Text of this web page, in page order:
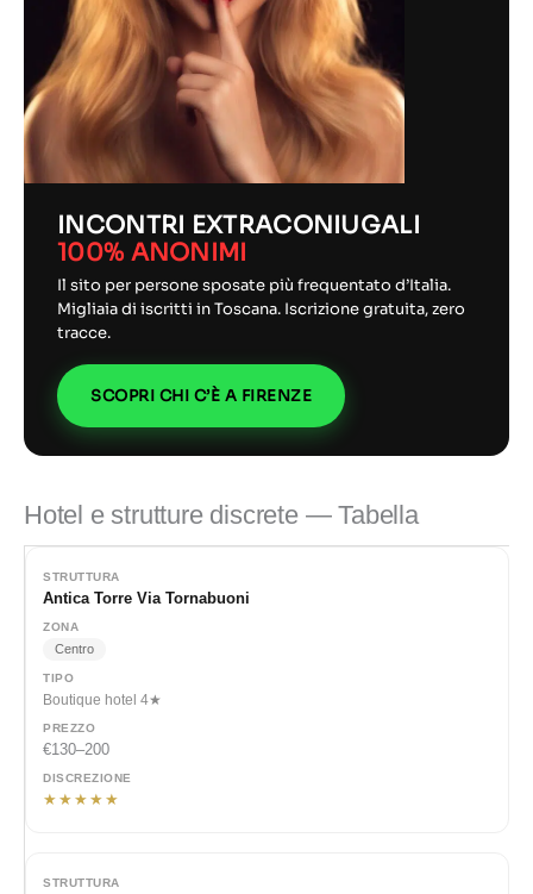
INCONTRI EXTRACONIUGALI
100% ANONIMI
Il sito per persone sposate più frequentato d’Italia.
Migliaia di iscritti in Toscana. Iscrizione gratuita, zero
tracce.
SCOPRI CHI C’È A FIRENZE
Hotel e strutture discrete — Tabella
Antica Torre Via Tornabuoni
Centro
Boutique hotel 4★
€130–200
★★★★★